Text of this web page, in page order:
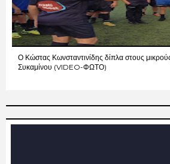
Ο Κώστας Κωνσταντινίδης δίπλα στους
Συκαμίνου (VIDEO-ΦΩΤΟ)